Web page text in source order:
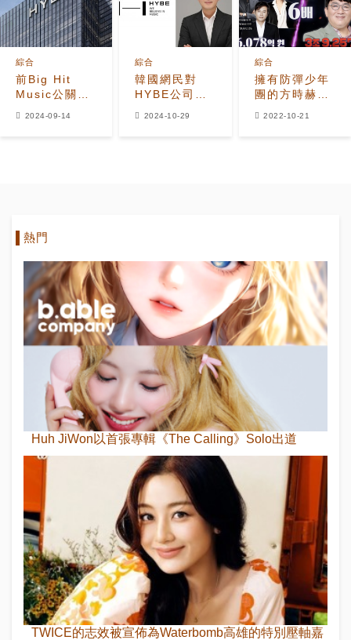
前Big Hit
Music公關總
監批評HYBE
綜合
2024-09-14
韓國網民對
HYBE公司
CEO向各娛樂
綜合
2024-10-29
擁有防彈少年
團的方時赫身
價有多高？
綜合
2022-10-21
熱門
Huh JiWon以首張專輯《The Calling》Solo出道
TWICE的志效被宣佈為Waterbomb高雄的特別壓軸嘉